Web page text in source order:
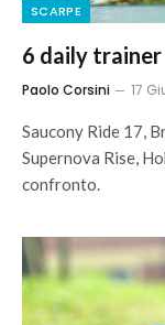
SCARPE
6 daily
Paolo Corsini 17
Saucony Ride 17,
Supernova Rise,
confronto.